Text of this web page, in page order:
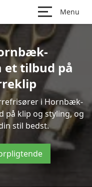
Menu
et tilbud på
i Hornbæk-
på klip og styling, og
stil bedst.